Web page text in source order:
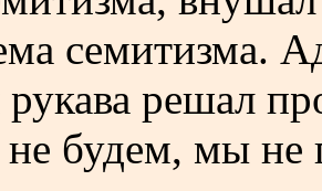
семитизма.
рукава решал
не будем, мы не